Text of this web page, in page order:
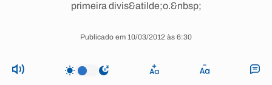
primeira divis&atilde;o.&nbsp;
Publicado em 10/03/2012 às 6:30